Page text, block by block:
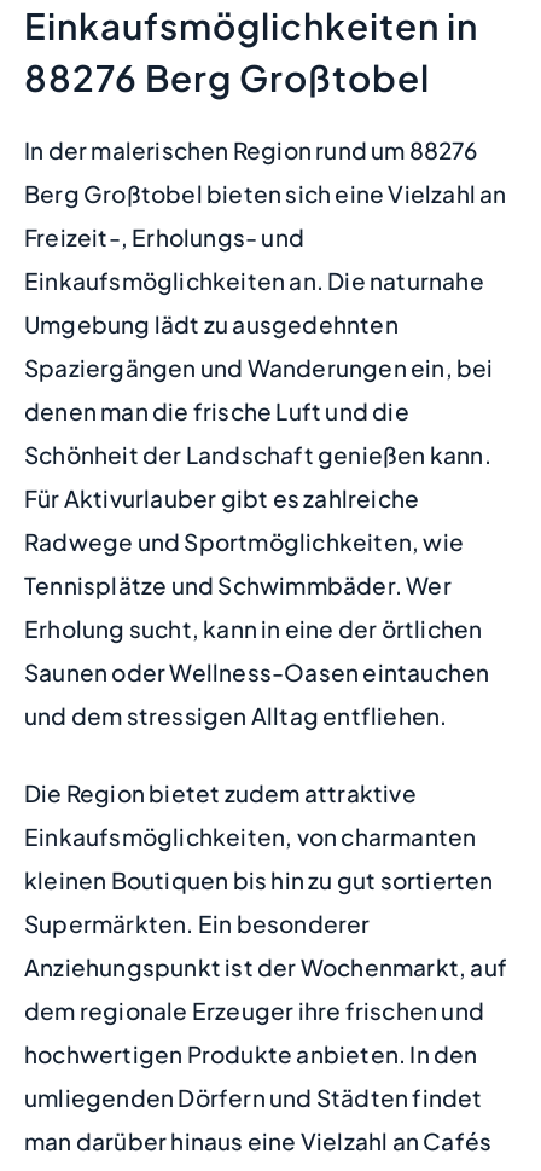
Einkaufsmöglichkeiten in
88276 Berg Großtobel
In der malerischen Region rund um 88276
Berg Großtobel bieten sich eine Vielzahl an
Freizeit-, Erholungs- und
Einkaufsmöglichkeiten an. Die naturnahe
Umgebung lädt zu ausgedehnten
Spaziergängen und Wanderungen ein, bei
denen man die frische Luft und die
Schönheit der Landschaft genießen kann.
Für Aktivurlauber gibt es zahlreiche
Radwege und Sportmöglichkeiten, wie
Tennisplätze und Schwimmbäder. Wer
Erholung sucht, kann in eine der örtlichen
Saunen oder Wellness-Oasen eintauchen
und dem stressigen Alltag entfliehen.
Die Region bietet zudem attraktive
Einkaufsmöglichkeiten, von charmanten
kleinen Boutiquen bis hin zu gut sortierten
Supermärkten. Ein besonderer
Anziehungspunkt ist der Wochenmarkt, auf
dem regionale Erzeuger ihre frischen und
hochwertigen Produkte anbieten. In den
umliegenden Dörfern und Städten findet
man darüber hinaus eine Vielzahl an Cafés